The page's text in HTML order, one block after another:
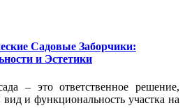
Садовые Заборчики:
и Эстетики
– это ответственное решение,
и функциональность участка на